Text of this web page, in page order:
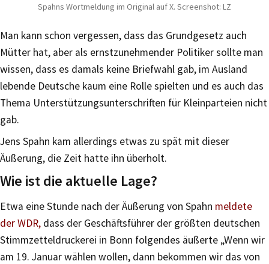
Spahns Wortmeldung im Original auf X. Screenshot: LZ
Man kann schon vergessen, dass das Grundgesetz auch
Mütter hat, aber als ernstzunehmender Politiker sollte man
wissen, dass es damals keine Briefwahl gab, im Ausland
lebende Deutsche kaum eine Rolle spielten und es auch das
Thema Unterstützungsunterschriften für Kleinparteien nicht
gab.
Jens Spahn kam allerdings etwas zu spät mit dieser
Äußerung, die Zeit hatte ihn überholt.
Wie ist die aktuelle Lage?
Etwa eine Stunde nach der Äußerung von Spahn meldete
der WDR, dass der Geschäftsführer der größten deutschen
Stimmzetteldruckerei in Bonn folgendes äußerte „Wenn wir
am 19. Januar wählen wollen, dann bekommen wir das von